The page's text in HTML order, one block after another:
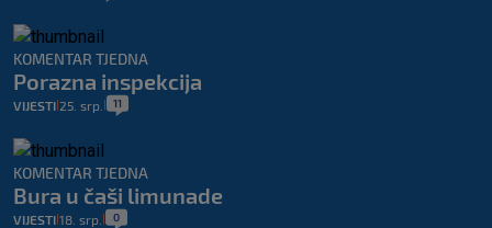
KOMENTAR TJEDNA
Porazna inspekcija
VIJESTI 25. srp. 11
KOMENTAR TJEDNA
Bura u čaši limunade
VIJESTI 18. srp. 0